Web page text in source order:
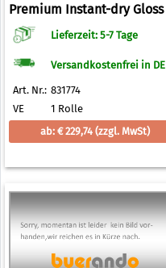
Premium Instant-dry Gloss
Photo Paper 260 g/qm 914,0
mm x 30,5 m
Lieferzeit: 5-7 Tage
Versandkostenfrei in DE
Art. Nr.: 831774
VE
1 Rolle
ab: € 229,74 (zzgl. MwSt)